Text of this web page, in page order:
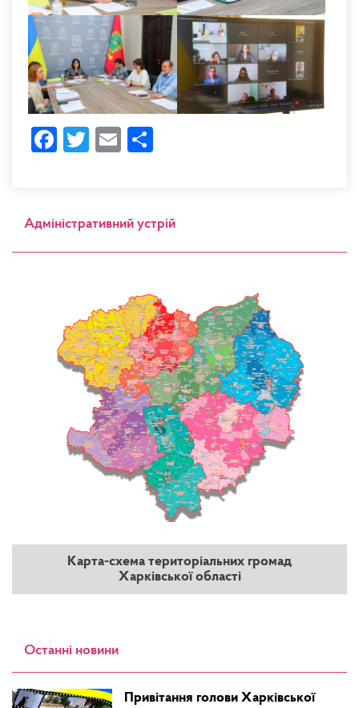
Facebook
Twitter
Email
Адміністративний устрій
Карта-схема територіальних громад
Харківської області
Останні новини
Привітання голови Харківської